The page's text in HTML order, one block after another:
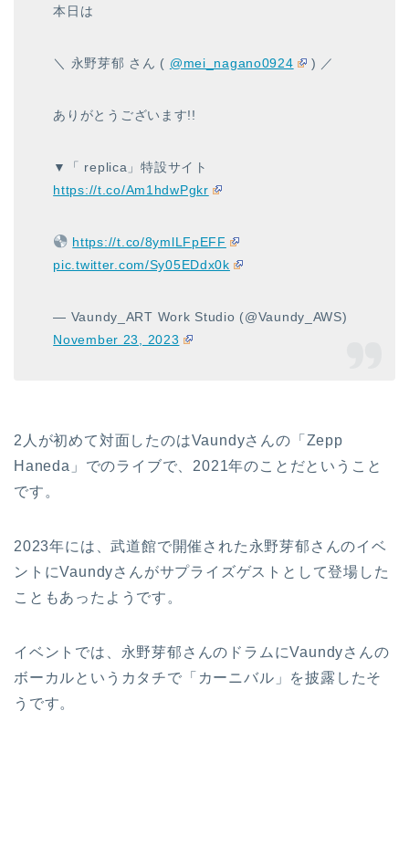
本日は
＼ 永野芽郁 さん ( @mei_nagano0924 ) ／
ありがとうございます!!
▼「 replica」特設サイト
https://t.co/Am1hdwPgkr
https://t.co/8ymlLFpEFF
pic.twitter.com/Sy05EDdx0k
— Vaundy_ART Work Studio (@Vaundy_AWS)
November 23, 2023
2人が初めて対面したのはVaundyさんの「Zepp
Haneda」でのライブで、2021年のことだということ
です。
2023年には、武道館で開催された 永野芽郁さんのイベ
ントにVaundyさんがサプライズゲストとして登場した
こともあったようです。
イベントでは、永野芽郁さんのドラムにVaundyさんの
ボーカルというカタチで「カーニバル」を披露したそ
うです。